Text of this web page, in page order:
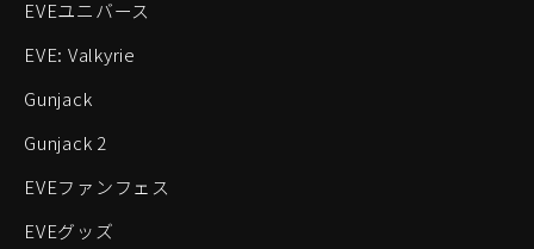
EVEユニバース
EVE: Valkyrie
Gunjack
Gunjack 2
EVEファンフェス
EVEグッズ